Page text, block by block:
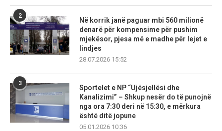
2
Në korrik janë paguar mbi 560 milionë
denarë për kompensime për pushim
mjekësor, pjesa më e madhe për lejet e
lindjes
28.07.2026 15:52
3
Sportelet e NP “Ujësjellësi dhe
Kanalizimi” – Shkup nesër do të punojnë
nga ora 7:30 deri në 15:30, e mërkura
është ditë jopune
05.01.2026 10:36